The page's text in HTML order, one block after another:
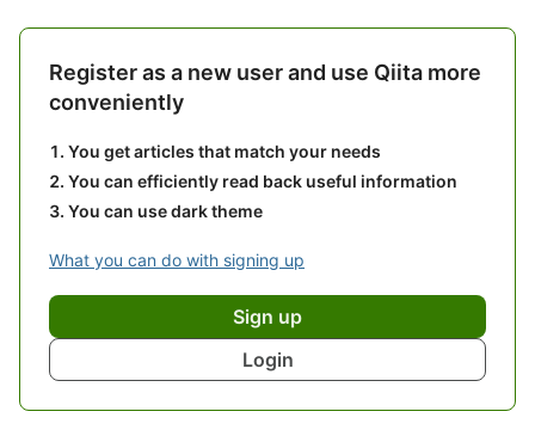
Register as a new user and use Qiita more
conveniently
You get articles that match your needs
You can efficiently read back useful information
You can use dark theme
What you can do with signing up
Sign up
Login